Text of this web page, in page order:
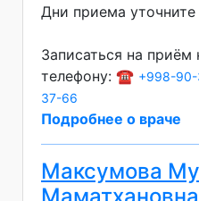
Дни приема
Записаться на
телефону: ☎️ +998-
37-66
Подробнее о враче
Максумова